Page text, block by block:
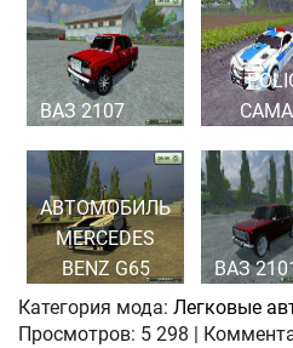
ВАЗ 2107
АВТОМОБИЛЬ
MERCEDES
BENZ G65
ВАЗ
Категория мода: Легковые
Просмотров: 5 298